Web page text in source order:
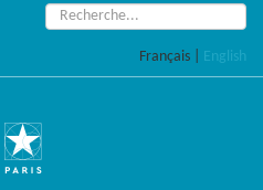
Rechercher :
Français English